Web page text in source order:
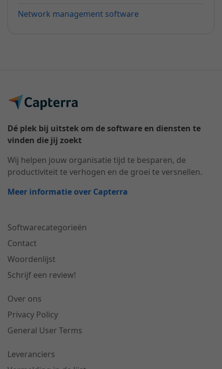
Network management software
Dé plek bij uitstek om de software en diensten te
vinden die jij zoekt
Wij helpen jouw organisatie tijd te besparen, de
productiviteit te verhogen en de groei te versnellen.
Meer informatie over Capterra
Softwarecategorieën
Contact
Woordenlijst
Schrijf een review!
Over ons
Privacy Policy
General User Terms
Leveranciers